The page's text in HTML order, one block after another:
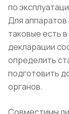
по
Для аппаратов
таковые есть
декларации
определить
подготовить
органов.